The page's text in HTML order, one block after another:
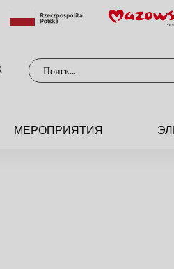
Поиск:
МЕРОПРИЯТИЯ